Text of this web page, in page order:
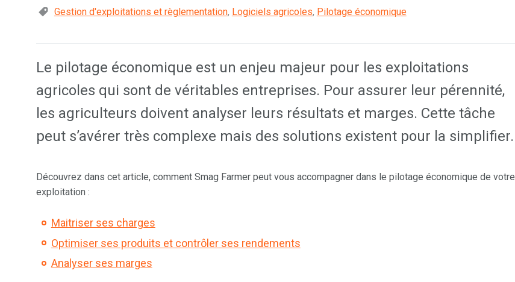
Gestion d'exploitations et règlementation, Logiciels agricoles, Pilotage économique
Le pilotage économique est un enjeu majeur pour les exploitations
agricoles qui sont de véritables entreprises. Pour assurer leur pérennité,
les agriculteurs doivent analyser leurs résultats et marges. Cette tâche
peut s’avérer très complexe mais des solutions existent pour la simplifier.
Découvrez dans cet article, comment Smag Farmer peut vous accompagner dans le pilotage économique de votre
exploitation :
Maitriser ses charges
Optimiser ses produits et contrôler ses rendements
Analyser ses marges